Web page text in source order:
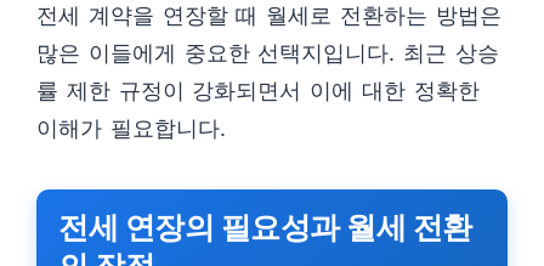
전세 계약을 연장할 때 월세로 전환하는 방법은
많은 이들에게 중요한 선택지입니다. 최근 상승
률 제한 규정이 강화되면서 이에 대한 정확한
이해가 필요합니다.
전세 연장의 필요성과 월세 전환